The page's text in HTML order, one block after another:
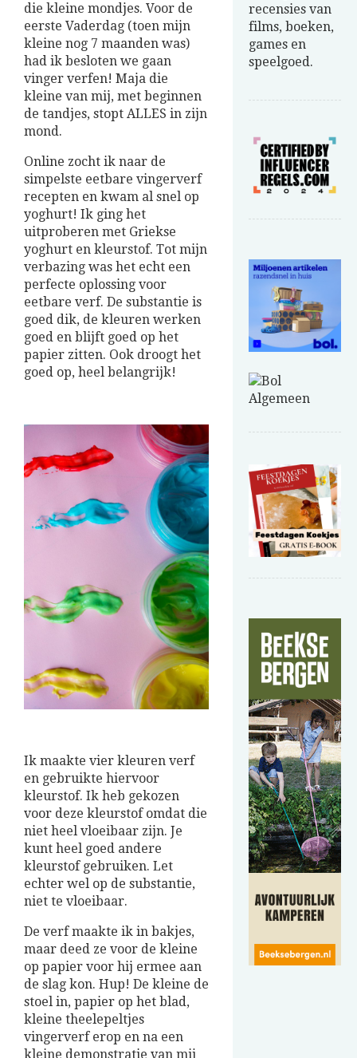
die kleine mondjes. Voor de
eerste Vaderdag (toen mijn
kleine nog 7 maanden was)
had ik besloten we gaan
vinger verfen! Maja die
kleine van mij, met beginnen
de tandjes, stopt ALLES in zijn
mond.
Online zocht ik naar de
simpelste eetbare vingerverf
recepten en kwam al snel op
yoghurt! Ik ging het
uitproberen met Griekse
yoghurt en kleurstof. Tot mijn
verbazing was het echt een
perfecte oplossing voor
eetbare verf. De substantie is
goed dik, de kleuren werken
goed en blijft goed op het
papier zitten. Ook droogt het
goed op, heel belangrijk!
Ik maakte vier kleuren verf
en gebruikte hiervoor
kleurstof. Ik heb gekozen
voor deze kleurstof omdat die
niet heel vloeibaar zijn. Je
kunt heel goed andere
kleurstof gebruiken. Let
echter wel op de substantie,
niet te vloeibaar.
De verf maakte ik in bakjes,
maar deed ze voor de kleine
op papier voor hij ermee aan
de slag kon. Hup! De kleine de
stoel in, papier op het blad,
kleine theelepeltjes
vingerverf erop en na een
kleine demonstratie van mij
recensies van
films, boeken,
games en
speelgoed.